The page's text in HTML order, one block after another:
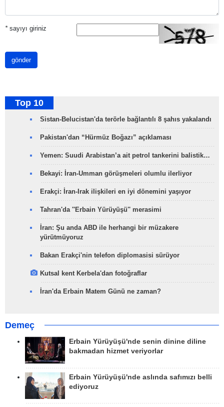
*sayıyı giriniz
gönder
Top 10
Sistan-Belucistan'da terörle bağlantılı 8 şahıs yakalandı
Pakistan'dan “Hürmüz Boğazı” açıklaması
Yemen: Suudi Arabistan’a ait petrol tankerini balistik…
Bekayi: İran-Umman görüşmeleri olumlu ilerliyor
Erakçi: İran-Irak ilişkileri en iyi dönemini yaşıyor
Tahran'da ''Erbain Yürüyüşü'' merasimi
İran: Şu anda ABD ile herhangi bir müzakere
yürütmüyoruz
Bakan Erakçi'nin telefon diplomasisi sürüyor
Kutsal kent Kerbela'dan fotoğraflar
İran'da Erbain Matem Günü ne zaman?
Demeç
Erbain Yürüyüşü'nde senin dinine diline
bakmadan hizmet veriyorlar
Erbain Yürüyüşü'nde aslında safımızı belli
ediyoruz